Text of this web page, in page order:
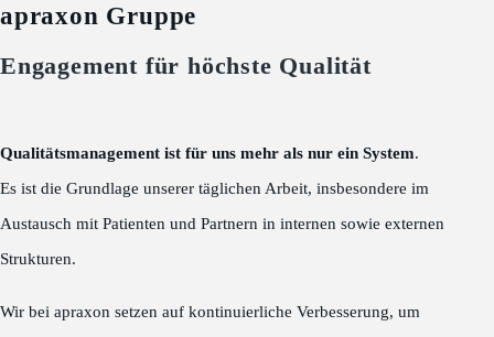
apraxon Gruppe
Engagement für höchste Qualität
Qualitätsmanagement ist für uns mehr als nur ein System.
Es ist die Grundlage unserer täglichen Arbeit, insbesondere im
Austausch mit Patienten und Partnern in internen sowie externen
Strukturen.
Wir bei apraxon setzen auf kontinuierliche Verbesserung, um